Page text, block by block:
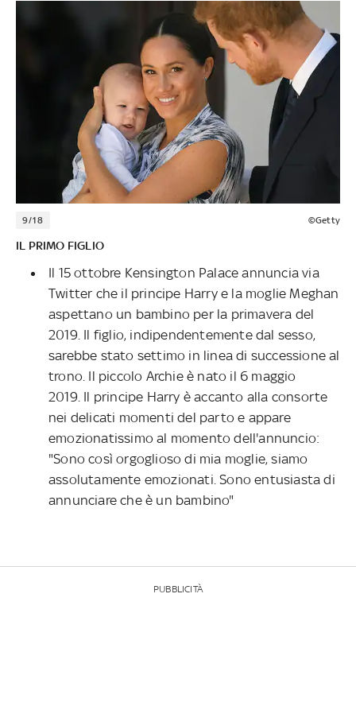
9/18 ©Getty
IL PRIMO FIGLIO
Il 15 ottobre Kensington Palace annuncia via
Twitter che il principe Harry e la moglie Meghan
aspettano un bambino per la primavera del
2019. Il figlio, indipendentemente dal sesso,
sarebbe stato settimo in linea di successione al
trono. Il piccolo Archie è nato il 6 maggio
2019. Il principe Harry è accanto alla consorte
nei delicati momenti del parto e appare
emozionatissimo al momento dell'annuncio:
"Sono così orgoglioso di mia moglie, siamo
assolutamente emozionati. Sono entusiasta di
annunciare che è un bambino"
PUBBLICITÀ